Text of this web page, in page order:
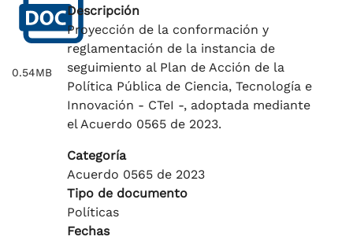
0.54MB
Descripción
Proyección de la conformación y
reglamentación de la instancia de
seguimiento al Plan de Acción de la
Política Pública de Ciencia, Tecnología e
Innovación - CTeI -, adoptada mediante
el Acuerdo 0565 de 2023.
Categoría
Acuerdo 0565 de 2023
Tipo de documento
Políticas
Fechas